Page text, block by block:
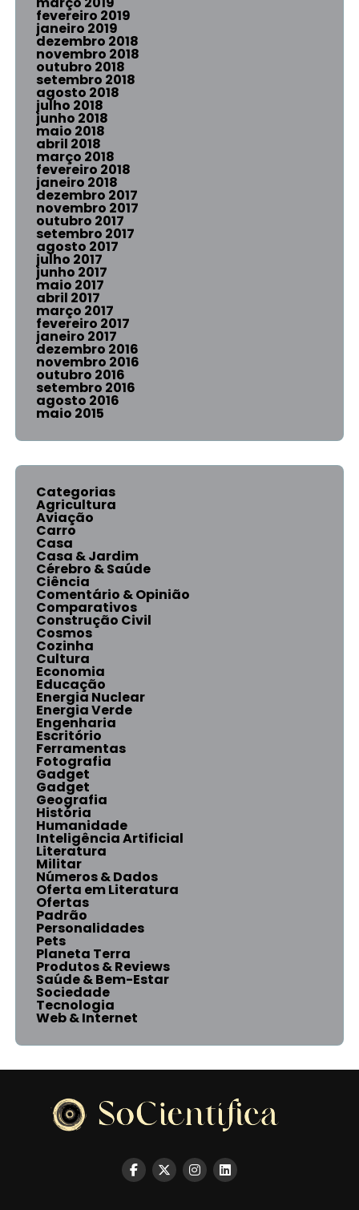
fevereiro 2019
janeiro 2019
dezembro 2018
novembro 2018
outubro 2018
setembro 2018
agosto 2018
julho 2018
junho 2018
maio 2018
abril 2018
março 2018
fevereiro 2018
janeiro 2018
dezembro 2017
novembro 2017
outubro 2017
setembro 2017
agosto 2017
julho 2017
junho 2017
maio 2017
abril 2017
março 2017
fevereiro 2017
janeiro 2017
dezembro 2016
novembro 2016
outubro 2016
setembro 2016
agosto 2016
maio 2015
Categorias
Agricultura
Aviação
Carro
Casa
Casa & Jardim
Cérebro & Saúde
Ciência
Comentário & Opinião
Comparativos
Construção Civil
Cosmos
Cozinha
Cultura
Economia
Educação
Energia Nuclear
Energia Verde
Engenharia
Escritório
Ferramentas
Fotografia
Gadget
Gadget
Geografia
História
Humanidade
Inteligência Artificial
Literatura
Militar
Números & Dados
Oferta em Literatura
Ofertas
Padrão
Personalidades
Pets
Planeta Terra
Produtos & Reviews
Saúde & Bem-Estar
Sociedade
Tecnologia
Web & Internet